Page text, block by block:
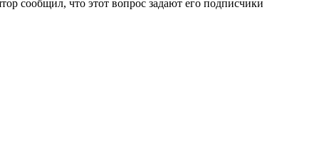
сообщил, что этот вопрос задают его подписчики